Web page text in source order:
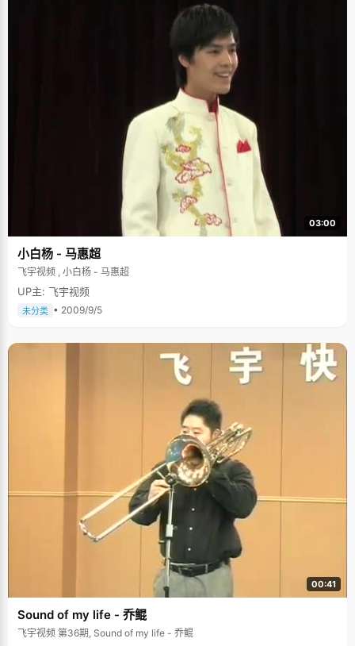
03:00
小白杨 - 马惠超
飞宇视频 , 小白杨 - 马惠超
UP主: 飞宇视频
未分类 • 2009/9/5
00:41
Sound of my life - 乔鲲
飞宇视频 第36期, Sound of my life - 乔鲲